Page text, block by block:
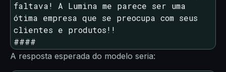
faltava! A Lumina me parece ser uma
ótima empresa que se preocupa com seus
clientes e produtos!!
####
A resposta esperada do modelo seria: